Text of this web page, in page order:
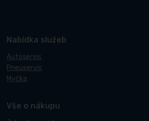
Nabídka služeb
Autoservis
Pneuservis
Myčka
Vše o nákupu